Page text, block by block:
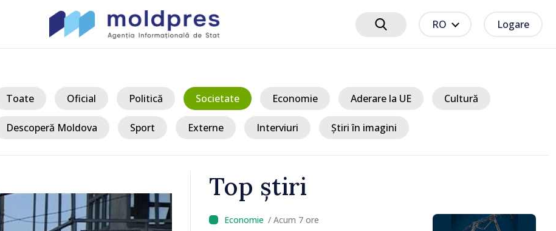
RO Logare
Toate Oficial Politică Societate Economie Aderare la UE Cultură
Descoperă Moldova Sport Externe Interviuri Știri în imagini
Top știri
/ Acum 8 ore